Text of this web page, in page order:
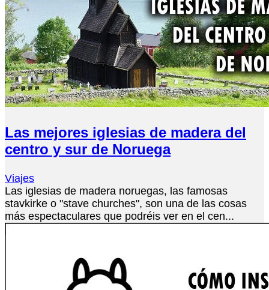
Las mejores iglesias de madera del
centro y sur de Noruega
Viajes
Las iglesias de madera noruegas, las famosas
stavkirke o "stave churches", son una de las cosas
más espectaculares que podréis ver en el cen...